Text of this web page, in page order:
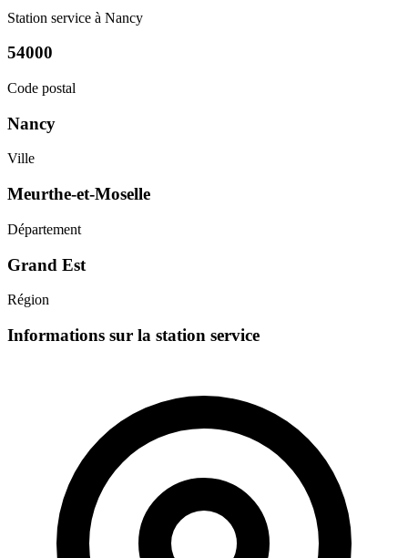
Station service à Nancy
54000
Code postal
Nancy
Ville
Meurthe-et-Moselle
Département
Grand Est
Région
Informations sur la station service